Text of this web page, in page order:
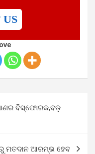
US
ବିସ୍ଫୋରକ,ବଡ଼
ମତଦାନ ଆରମ୍ଭ ହେବ